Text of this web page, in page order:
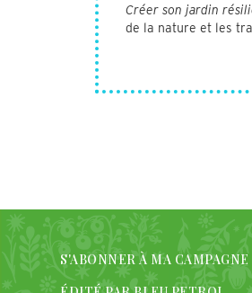
Créer son jardin
de la nature et les
S'ABONNER À MA CAMPAGNE